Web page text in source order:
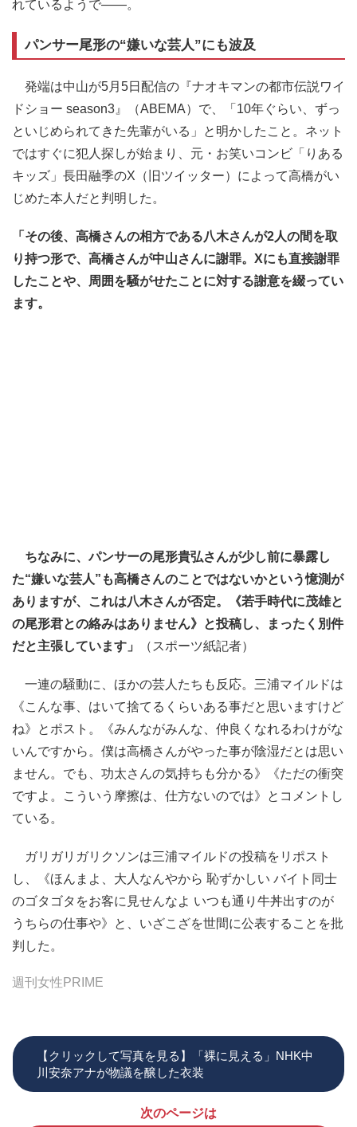
れているようで――。
パンサー尾形の“嫌いな芸人”にも波及
発端は中山が5月5日配信の『ナオキマンの都市伝説ワイ
ドショー season3』（ABEMA）で、「10年ぐらい、ずっ
といじめられてきた先輩がいる」と明かしたこと。ネット
ではすぐに犯人探しが始まり、元・お笑いコンビ「りある
キッズ」長田融季のX（旧ツイッター）によって高橋がい
じめた本人だと判明した。
「その後、高橋さんの相方である八木さんが2人の間を取
り持つ形で、高橋さんが中山さんに謝罪。Xにも直接謝罪
したことや、周囲を騒がせたことに対する謝意を綴ってい
ます。
ちなみに、パンサーの尾形貴弘さんが少し前に暴露し
た“嫌いな芸人”も高橋さんのことではないかという憶測が
ありますが、これは八木さんが否定。《若手時代に茂雄と
の尾形君との絡みはありません》と投稿し、まったく別件
だと主張しています」
（スポーツ紙記者）
一連の騒動に、ほかの芸人たちも反応。三浦マイルドは
《こんな事、はいて捨てるくらいある事だと思いますけど
ね》とポスト。《みんながみんな、仲良くなれるわけがな
いんですから。僕は高橋さんがやった事が陰湿だとは思い
ません。でも、功太さんの気持ちも分かる》《ただの衝突
ですよ。こういう摩擦は、仕方ないのでは》とコメントし
ている。
ガリガリガリクソンは三浦マイルドの投稿をリポスト
し、《ほんまよ、大人なんやから 恥ずかしい バイト同士
のゴタゴタをお客に見せんなよ いつも通り牛丼出すのが
うちらの仕事や》と、いざこざを世間に公表することを批
判した。
週刊女性PRIME
【クリックして写真を見る】「裸に見える」NHK中
川安奈アナが物議を醸した衣装
次のページは